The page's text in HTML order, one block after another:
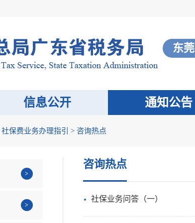
东莞
信息公开 通知公告
社保费业务办理指引 > 咨询热点
咨询热点
社保业务问答（一）